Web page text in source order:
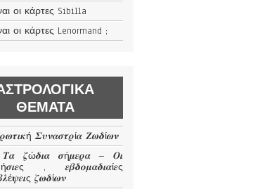
οι κάρτες Sibilla
οι κάρτες Lenormand ;
ΘΈΜΑΤΑ
𝜮𝝊𝝂𝜶𝝈𝝉𝝆ί𝜶 𝜡𝝎𝜹ί𝝎𝝂
𝜻ώ𝜹𝜾𝜶 𝝈ή𝝁𝜺𝝆𝜶 – 𝜪𝜾
, 𝜺𝜷𝜹𝝄𝝁𝜶𝜹𝜾𝜶ί𝜺ς
𝜻𝝎𝜹ί𝝎𝝂